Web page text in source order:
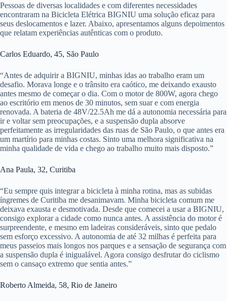
Pessoas de diversas localidades e com diferentes necessidades
encontraram na Bicicleta Elétrica BIGNIU uma solução eficaz para
seus deslocamentos e lazer. Abaixo, apresentamos alguns depoimentos
que relatam experiências autênticas com o produto.
Carlos Eduardo, 45, São Paulo
“Antes de adquirir a BIGNIU, minhas idas ao trabalho eram um
desafio. Morava longe e o trânsito era caótico, me deixando exausto
antes mesmo de começar o dia. Com o motor de 800W, agora chego
ao escritório em menos de 30 minutos, sem suar e com energia
renovada. A bateria de 48V/22.5Ah me dá a autonomia necessária para
ir e voltar sem preocupações, e a suspensão dupla absorve
perfeitamente as irregularidades das ruas de São Paulo, o que antes era
um martírio para minhas costas. Sinto uma melhora significativa na
minha qualidade de vida e chego ao trabalho muito mais disposto.”
Ana Paula, 32, Curitiba
“Eu sempre quis integrar a bicicleta à minha rotina, mas as subidas
íngremes de Curitiba me desanimavam. Minha bicicleta comum me
deixava exausta e desmotivada. Desde que comecei a usar a BIGNIU,
consigo explorar a cidade como nunca antes. A assistência do motor é
surpreendente, e mesmo em ladeiras consideráveis, sinto que pedalo
sem esforço excessivo. A autonomia de até 32 milhas é perfeita para
meus passeios mais longos nos parques e a sensação de segurança com
a suspensão dupla é inigualável. Agora consigo desfrutar do ciclismo
sem o cansaço extremo que sentia antes.”
Roberto Almeida, 58, Rio de Janeiro